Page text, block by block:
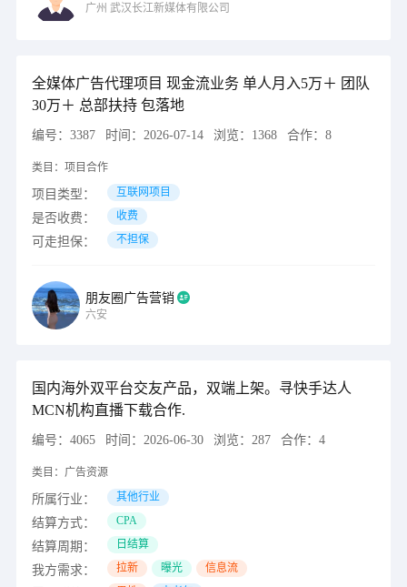
广州 武汉长江新媒体有限公司
全媒体广告代理项目 现金流业务 单人月入5万＋ 团队
30万＋ 总部扶持 包落地
编号： 3387 时间： 2026-07-14 浏览： 1368 合作： 8
类目： 项目合作
项目类型： 互联网项目
是否收费： 收费
可走担保： 不担保
朋友圈广告营销
六安
国内海外双平台交友产品，双端上架。寻快手达人
MCN机构直播下载合作.
编号： 4065 时间： 2026-06-30 浏览： 287 合作： 4
类目： 广告资源
所属行业： 其他行业
结算方式： CPA
结算周期： 日结算
我方需求： 拉新 曝光 信息流